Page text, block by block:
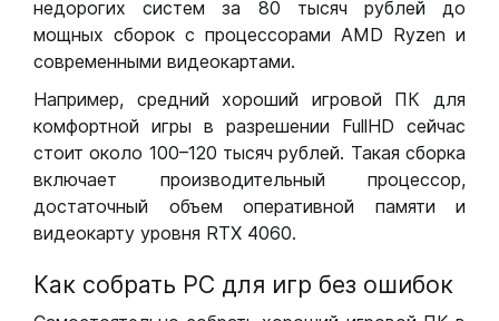
недорогих систем за 80 тысяч рублей до
мощных сборок с процессорами AMD Ryzen и
современными видеокартами.
Например, средний хороший игровой ПК для
комфортной игры в разрешении FullHD сейчас
стоит около 100–120 тысяч рублей. Такая сборка
включает производительный процессор,
достаточный объем оперативной памяти и
видеокарту уровня RTX 4060.
Как собрать РС для игр без ошибок